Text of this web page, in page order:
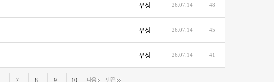
우정 26.07.14 48
우정 26.07.14 45
우정 26.07.14 41
7 8 9 10 다음 맨끝